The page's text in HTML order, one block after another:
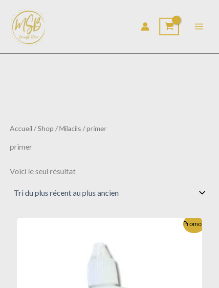
contenu
Accueil /Shop /Milacils / primer
primer
Voici le seul résultat
Promo !